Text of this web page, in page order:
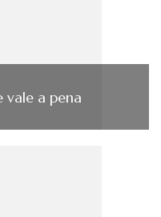
vale a pena